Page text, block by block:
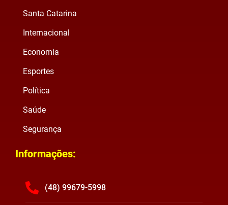
Santa Catarina
Internacional
Economia
Esportes
Política
Saúde
Segurança
Informações:
(48) 99679-5998